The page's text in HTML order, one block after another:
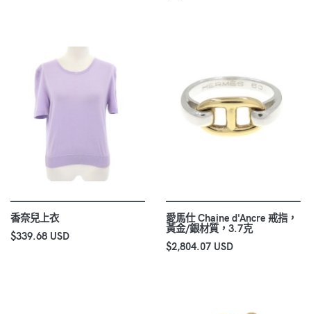
香奈兒上衣
$339.68 USD
愛馬仕 Chaine d'Ancre 戒指，
黃金/銀材質，3.7克
$2,804.07 USD